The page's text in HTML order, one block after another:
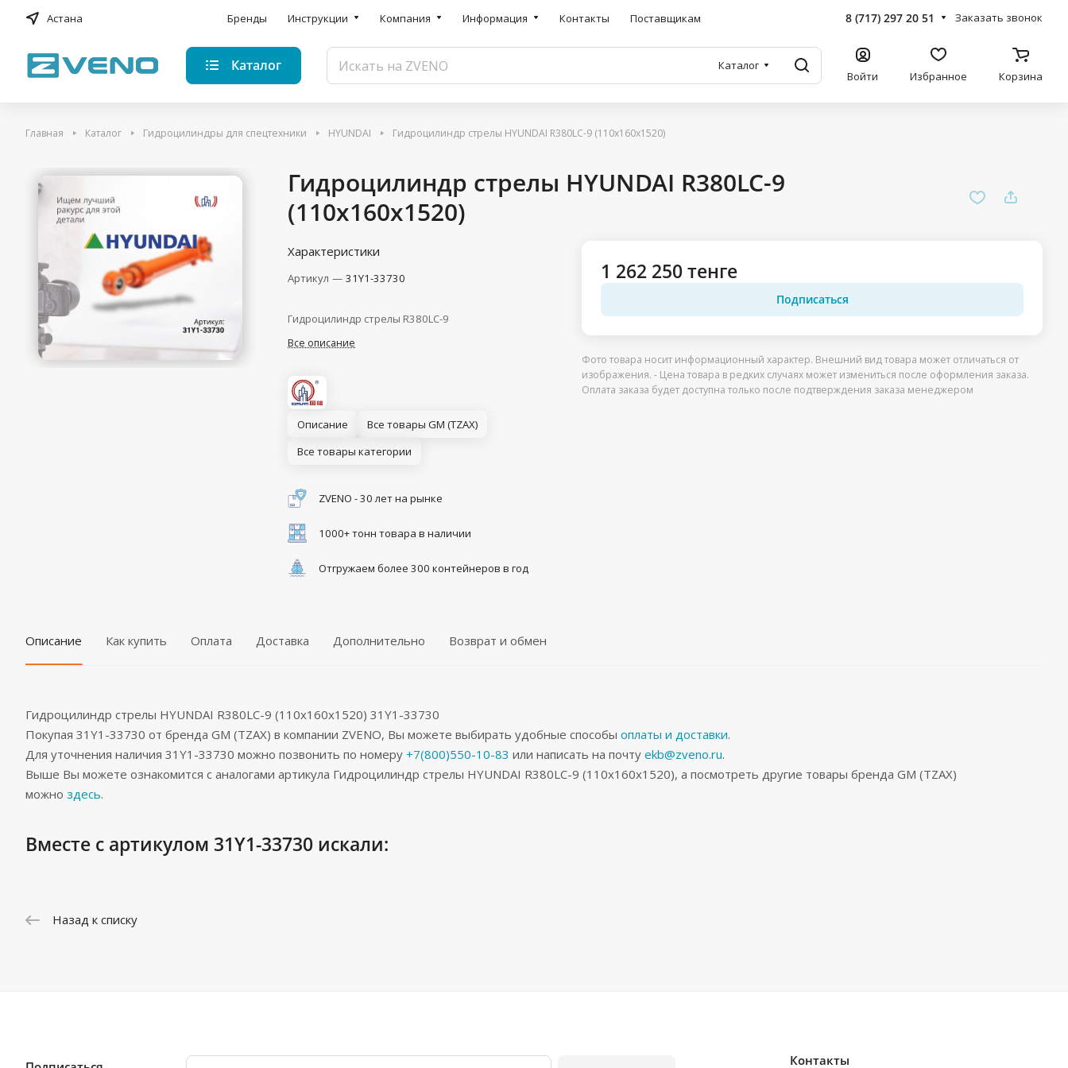
Астана Бренды Инструкции Компания Информация Контакты Поставщикам 8 (717) 297 20 51 Заказать звонок
Каталог Каталог
Войти Избранное Корзина
Главная Каталог Гидроцилиндры для спецтехники HYUNDAI Гидроцилиндр стрелы HYUNDAI R380LC-9 (110x160x1520)
Гидроцилиндр стрелы HYUNDAI R380LC-9
(110x160x1520)
Характеристики
Артикул — 31Y1-33730
Гидроцилиндр стрелы R380LC-9
Все описание
Описание
Все товары GM (TZAX)
Все товары категории
ZVENO - 30 лет на рынке
1000+ тонн товара в наличии
Отгружаем более 300 контейнеров в год
1 262 250 тенге
Подписаться
Фото товара носит информационный характер. Внешний вид товара может отличаться от
изображения. - Цена товара в редких случаях может измениться после оформления заказа.
Оплата заказа будет доступна только после подтверждения заказа менеджером
Описание Как купить Оплата Доставка Дополнительно Возврат и обмен
Гидроцилиндр стрелы HYUNDAI R380LC-9 (110x160x1520) 31Y1-33730
Покупая 31Y1-33730 от бренда GM (TZAX) в компании ZVENO, Вы можете выбирать удобные способы оплаты и доставки.
Для уточнения наличия 31Y1-33730 можно позвонить по номеру +7(800)550-10-83 или написать на почту ekb@zveno.ru.
Выше Вы можете ознакомится с аналогами артикула Гидроцилиндр стрелы HYUNDAI R380LC-9 (110x160x1520), а посмотреть другие товары бренда GM (TZAX)
можно здесь.
Вместе с артикулом 31Y1-33730 искали:
Назад к списку
Контакты